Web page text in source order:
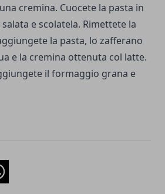
cremina. Cuocete la pasta in
e scolatela. Rimettete la
la pasta, lo zafferano
e la cremina ottenuta col latte.
il formaggio grana e